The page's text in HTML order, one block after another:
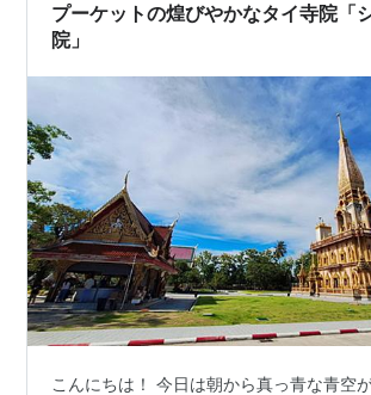
プーケットの煌びやかなタイ寺院「
院」
こんにちは！ 今日は朝から真っ青な青空